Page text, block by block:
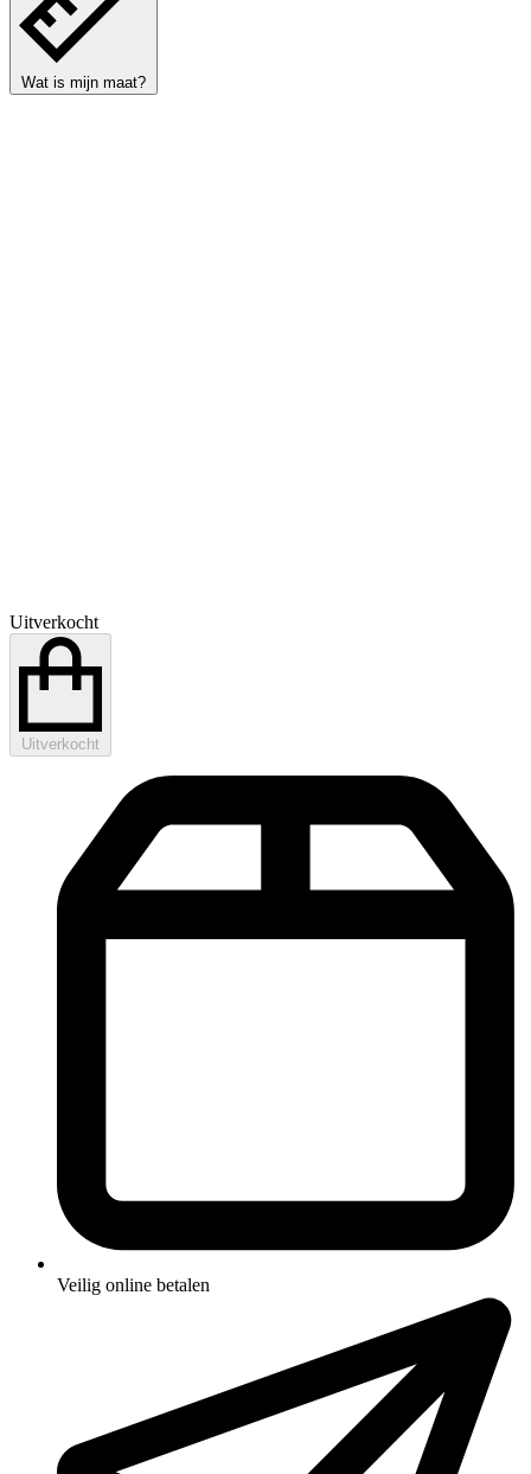
Wat is mijn maat?
Uitverkocht
Uitverkocht
Veilig online betalen